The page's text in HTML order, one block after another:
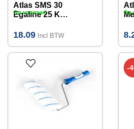
Atlas SMS 30
Egaline 25 KG
18.09 Incl BTW
Op voorraad Op
-